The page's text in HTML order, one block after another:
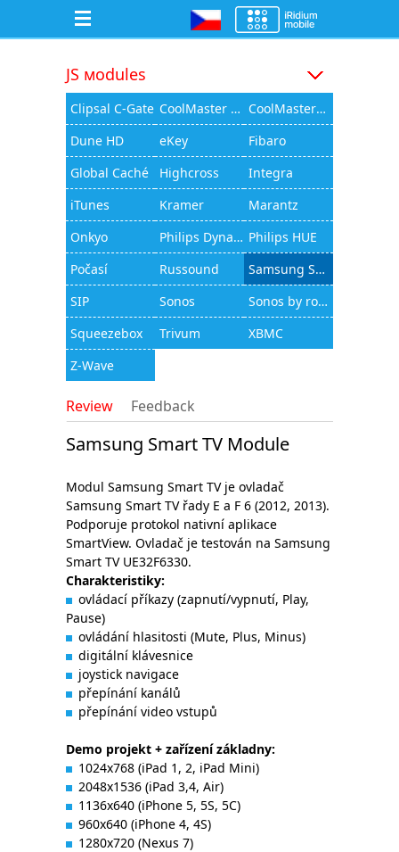
JS мodules
Clipsal C-Gate CoolMaster 1000D
CoolMasterNet
Dune HD
eKey
Fibaro
Global Caché
Highcross
Integra
iTunes
Kramer
Marantz
Onkyo
Philips Dynalite Philips HUE
Počasí
Russound
Samsung Smart TV
SIP
Sonos
Sonos by rocfusion
Squeezebox
Trivum
XBMC
Z-Wave
Review Feedback
Samsung Smart TV Module
Modul Samsung Smart TV je ovladač
Samsung Smart TV řady E a F 6 (2012, 2013).
Podporuje protokol nativní aplikace
SmartView. Ovladač je testován na Samsung
Smart TV UE32F6330.
Charakteristiky:
ovládací příkazy (zapnutí/vypnutí, Play,
Pause)
ovládání hlasitosti (Mute, Plus, Minus)
digitální klávesnice
joystick navigace
přepínání kanálů
přepínání video vstupů
Demo projekt + zařízení základny:
1024x768 (iPad 1, 2, iPad Mini)
2048x1536 (iPad 3,4, Air)
1136x640 (iPhone 5, 5S, 5C)
960x640 (iPhone 4, 4S)
1280x720 (Nexus 7)